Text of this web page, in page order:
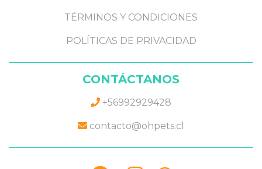
TÉRMINOS Y CONDICIONES
POLÍTICAS DE PRIVACIDAD
CONTÁCTANOS
+56992929428
contacto@ohpets.cl